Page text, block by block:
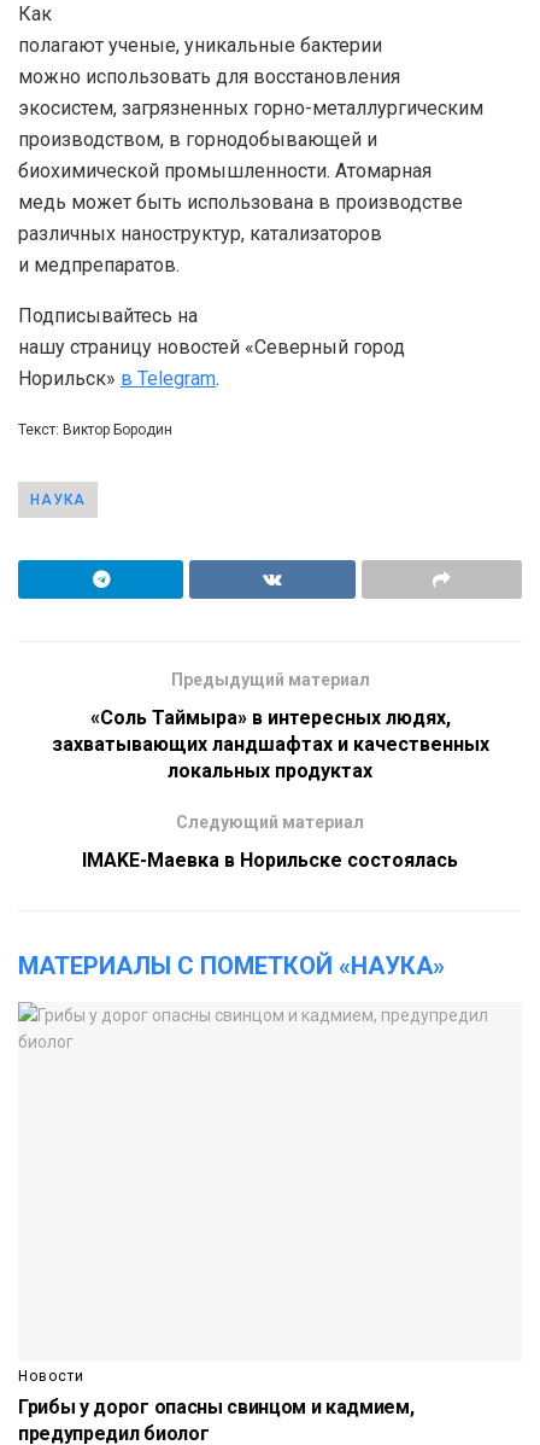
Как
полагают ученые, уникальные бактерии
можно использовать для восстановления
экосистем, загрязненных горно-металлургическим
производством, в горнодобывающей и
биохимической промышленности. Атомарная
медь может быть использована в производстве
различных наноструктур, катализаторов
и медпрепаратов.
Подписывайтесь на
нашу страницу новостей «Северный город
Норильск» в Telegram.
Текст: Виктор Бородин
НАУКА
Предыдущий материал
«Соль Таймыра» в интересных людях,
захватывающих ландшафтах и качественных
локальных продуктах
Следующий материал
IMAKE-Маевка в Норильске состоялась
МАТЕРИАЛЫ С ПОМЕТКОЙ «НАУКА»
Новости
Грибы у дорог опасны свинцом и кадмием,
предупредил биолог